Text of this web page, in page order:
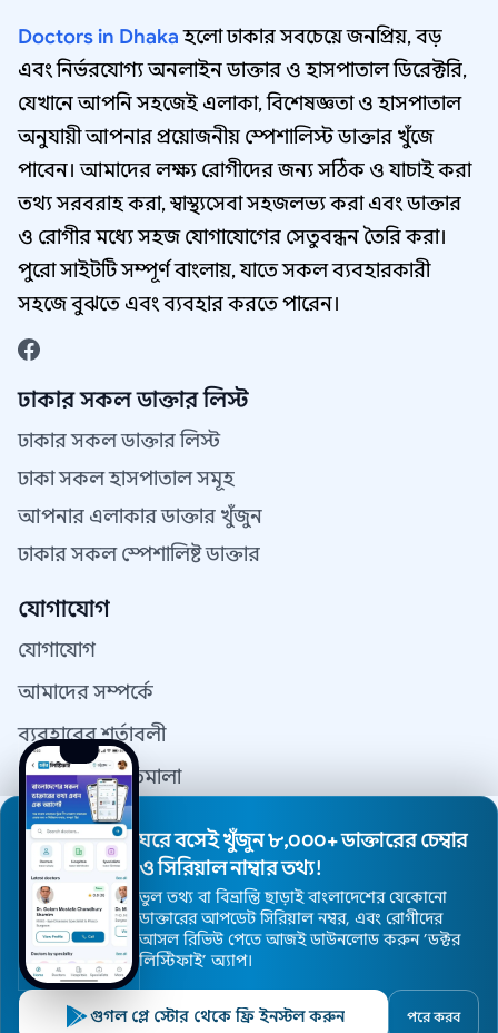
Doctors in Dhakaহলো ঢাকার সবচেয়ে জনপ্রিয়, বড়
এবং নির্ভরযোগ্য অনলাইন ডাক্তার ও হাসপাতাল ডিরেক্টরি,
যেখানে আপনি সহজেই এলাকা, বিশেষজ্ঞতা ও হাসপাতাল
অনুযায়ী আপনার প্রয়োজনীয় স্পেশালিস্ট ডাক্তার খুঁজে
পাবেন। আমাদের লক্ষ্য রোগীদের জন্য সঠিক ও যাচাই করা
তথ্য সরবরাহ করা, স্বাস্থ্যসেবা সহজলভ্য করা এবং ডাক্তার
ও রোগীর মধ্যে সহজ যোগাযোগের সেতুবন্ধন তৈরি করা।
পুরো সাইটটি সম্পূর্ণ বাংলায়, যাতে সকল ব্যবহারকারী
সহজে বুঝতে এবং ব্যবহার করতে পারেন।
ঢাকার সকল ডাক্তার লিস্ট
ঢাকার সকল ডাক্তার লিস্ট
ঢাকা সকল হাসপাতাল সমূহ
আপনার এলাকার ডাক্তার খুঁজুন
ঢাকার সকল স্পেশালিষ্ট ডাক্তার
যোগাযোগ
যোগাযোগ
আমাদের সম্পর্কে
ব্যবহারের শর্তাবলী
গোপনীয়তা নীতিমালা
যোগাযোগ
ডাক্তার রেজিস্ট্রেশন
© 2026 DoctorsInDhaka - সর্বস্বত্ব সংরক্ষিত।
ওয়েবসাইট ডিজাইন এন্ড মেইন্টেনেন্স
ঘরে বসেই খুঁজুন ৮,০০০+ ডাক্তারের চেম্বার
ও সিরিয়াল নাম্বার তথ্য!
ভুল তথ্য বা বিভ্রান্তি ছাড়াই বাংলাদেশের যেকোনো
ডাক্তারের আপডেট সিরিয়াল নম্বর, এবং রোগীদের
আসল রিভিউ পেতে আজই ডাউনলোড করুন ’ডক্টর
লিস্টিফাই’ অ্যাপ।
গুগল প্লে স্টোর থেকে ফ্রি ইনস্টল করুন পরে করব